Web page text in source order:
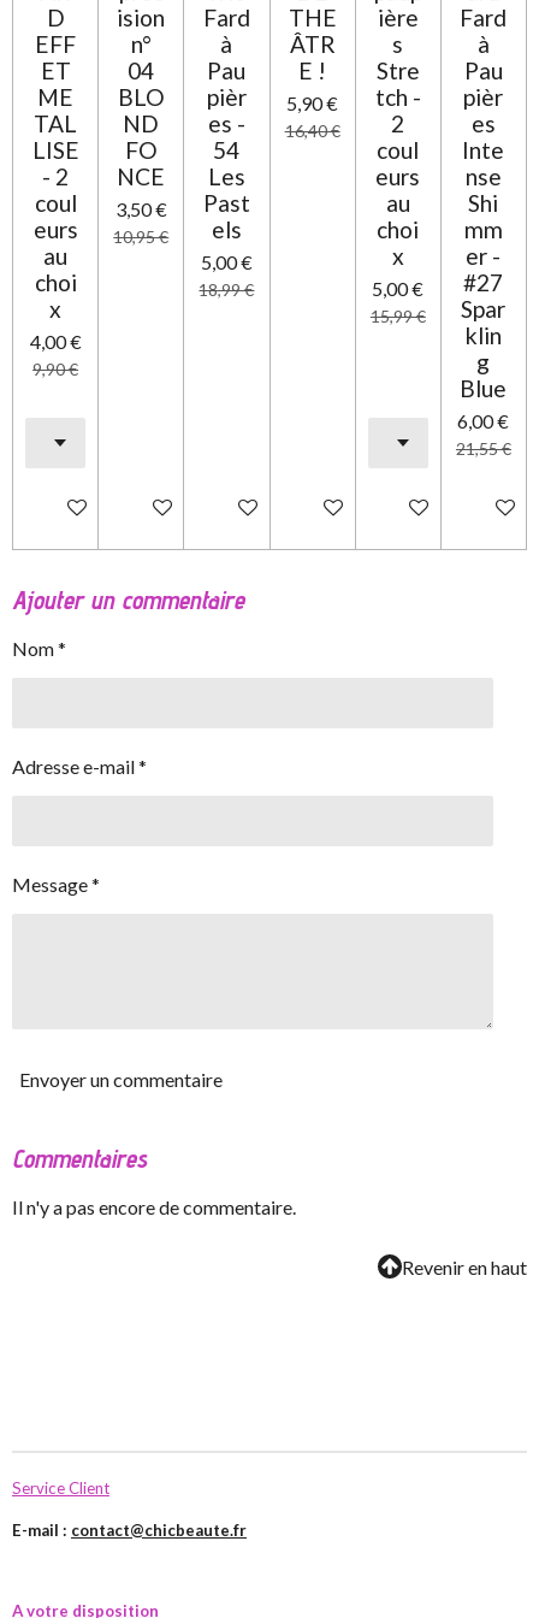
D
EFF
ET
ME
TAL
LISE
- 2
coul
eurs
au
choi
x
4,00 €
9,90 €
Ajouter au panier
ision
n°
04
BLO
ND
FO
NCE
3,50 €
10,95 €
Ajouter au panier
Fard
à
Pau
pièr
es -
54
Les
Past
els
5,00 €
18,99 €
Ajouter au panier
THE
ÂTR
E !
5,90 €
16,40 €
Ajouter au panier
ière
s
Stre
tch -
2
coul
eurs
au
choi
x
5,00 €
15,99 €
Ajouter au panier
Fard
à
Pau
pièr
es
Inte
nse
Shi
mm
er -
#27
Spar
klin
g
Blue
6,00 €
21,55 €
Ajouter
Ajouter un commentaire
Nom *
Adresse e-mail *
Message *
Envoyer un commentaire
Commentaires
Il n'y a pas encore de commentaire.
Revenir en haut
Service Client
E-mail : contact@chicbeaute.fr
A votre disposition